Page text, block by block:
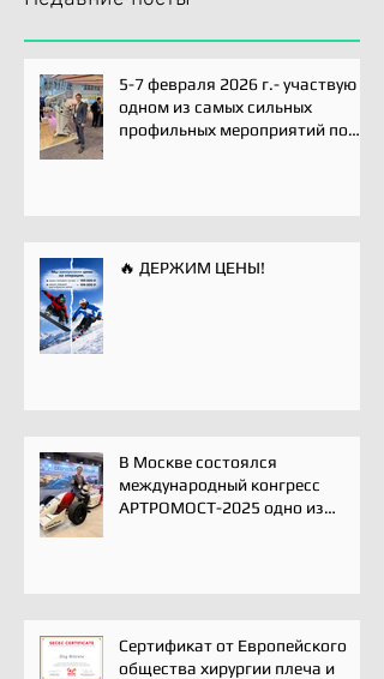
5-7 февраля 2026 г.- участвую
одном из самых сильных
профильных мероприятий по
🔥 ДЕРЖИМ ЦЕНЫ!
В Москве состоялся
международный конгресс
АРТРОМОСТ-2025 одно из
реабилитации
Сертификат от Европейского
общества хирургии плеча и